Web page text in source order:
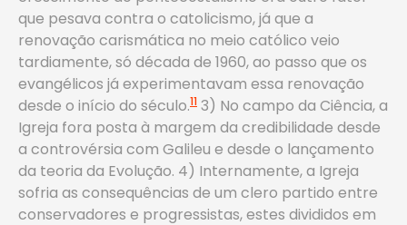
que pesava contra o catolicismo, já que a
renovação carismática no meio católico veio
tardiamente, só década de 1960, ao passo que os
evangélicos já experimentavam essa renovação
desde o início do século.11 3) No campo da Ciência, a
Igreja fora posta à margem da credibilidade desde
a controvérsia com Galileu e desde o lançamento
da teoria da Evolução. 4) Internamente, a Igreja
sofria as consequências de um clero partido entre
conservadores e progressistas, estes divididos em